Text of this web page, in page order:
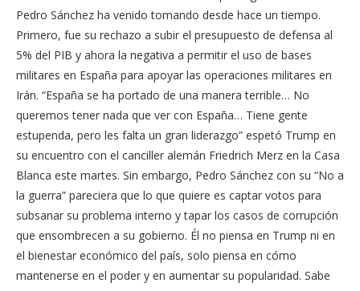
Pedro Sánchez ha venido tomando desde hace un tiempo.
Primero, fue su rechazo a subir el presupuesto de defensa al
5% del PIB y ahora la negativa a permitir el uso de bases
militares en España para apoyar las operaciones militares en
Irán. “España se ha portado de una manera terrible… No
queremos tener nada que ver con España… Tiene gente
estupenda, pero les falta un gran liderazgo” espetó Trump en
su encuentro con el canciller alemán Friedrich Merz en la Casa
Blanca este martes. Sin embargo, Pedro Sánchez con su “No a
la guerra” pareciera que lo que quiere es captar votos para
subsanar su problema interno y tapar los casos de corrupción
que ensombrecen a su gobierno. Él no piensa en Trump ni en
el bienestar económico del país, solo piensa en cómo
mantenerse en el poder y en aumentar su popularidad. Sabe